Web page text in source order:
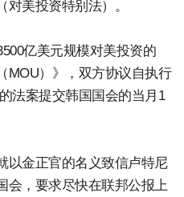
美投资特别法）。
亿美元规模对美投资的
MOU）》，双方协议自执行
法案提交韩国国会的当月1
以金正官的名义致信卢特尼
会，要求尽快在联邦公报上